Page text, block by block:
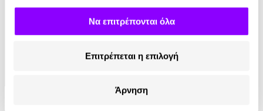
Να επιτρέπονται όλα
Επιτρέπεται η επιλογή
Άρνηση